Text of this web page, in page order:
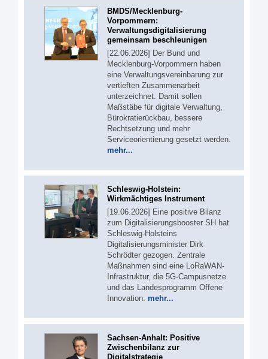
BMDS/Mecklenburg-
Vorpommern:
Verwaltungsdigitalisierung
gemeinsam beschleunigen
[22.06.2026] Der Bund und
Mecklenburg-Vorpommern haben
eine Verwaltungsvereinbarung zur
vertieften Zusammenarbeit
unterzeichnet. Damit sollen
Maßstäbe für digitale Verwaltung,
Bürokratierückbau, bessere
Rechtsetzung und mehr
Serviceorientierung gesetzt werden.
mehr...
Schleswig-Holstein:
Wirkmächtiges Instrument
[19.06.2026] Eine positive Bilanz
zum Digitalisierungsbooster SH hat
Schleswig-Holsteins
Digitalisierungsminister Dirk
Schrödter gezogen. Zentrale
Maßnahmen sind eine LoRaWAN-
Infrastruktur, die 5G-Campusnetze
und das Landesprogramm Offene
Innovation. mehr...
Sachsen-Anhalt: Positive
Zwischenbilanz zur
Digitalstrategie